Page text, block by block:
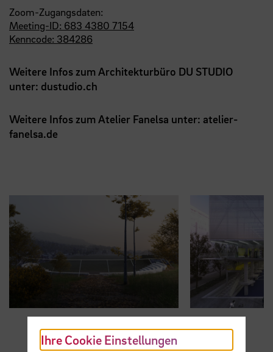
Zoom-Zugangsdaten:
Meeting-ID: 683 4380 7154
Kenncode: 384286
Weitere Infos zum Architekturbüro DU STUDIO
unter: dustudio.ch
Weitere Infos zum Atelier Fanelsa unter: atelier-
fanelsa.de
Zeige vorheriges Element im Karussell
1 / 4
Ihre Cookie Einstellungen